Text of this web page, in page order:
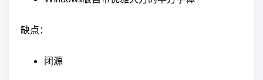
缺点：
闭源